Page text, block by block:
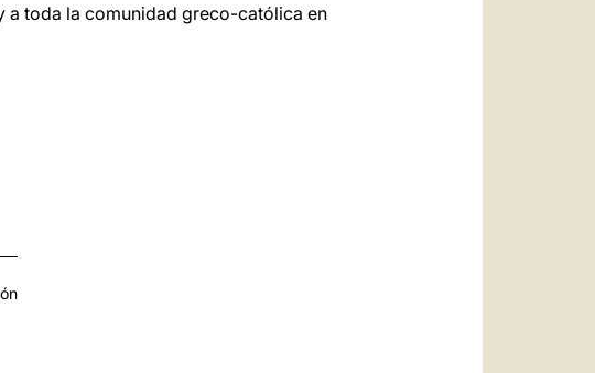
a toda la comunidad greco-católica en